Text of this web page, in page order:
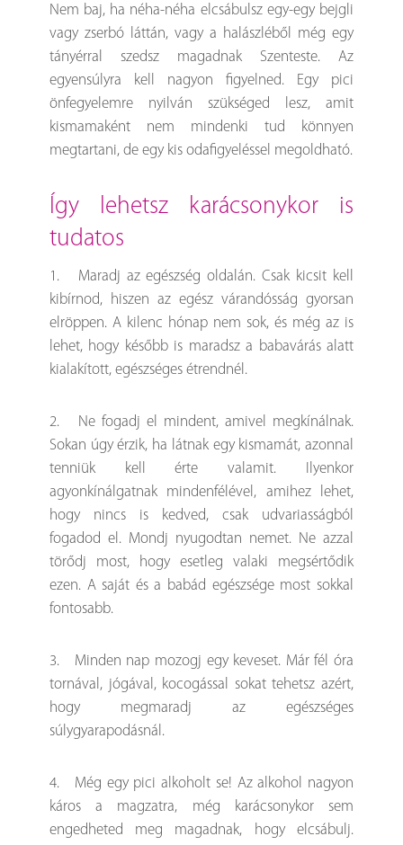
Nem baj, ha néha-néha elcsábulsz egy-egy bejgli
vagy zserbó láttán, vagy a halászléből még egy
tányérral szedsz magadnak Szenteste. Az
egyensúlyra kell nagyon figyelned. Egy pici
önfegyelemre nyilván szükséged lesz, amit
kismamaként nem mindenki tud könnyen
megtartani, de egy kis odafigyeléssel megoldható.
így lehetsz karácsonykor is
tudatos
1. Maradj az egészség oldalán. Csak kicsit kell
kibírnod, hiszen az egész várandósság gyorsan
elröppen. A kilenc hónap nem sok, és még az is
lehet, hogy később is maradsz a babavárás alatt
kialakított, egészséges étrendnél.
2. Ne fogadj el mindent, amivel megkínálnak.
Sokan úgy érzik, ha látnak egy kismamát, azonnal
tenniük kell érte valamit. Ilyenkor
agyonkínálgatnak mindenfélével, amihez lehet,
hogy nincs is kedved, csak udvariasságból
fogadod el. Mondj nyugodtan nemet. Ne azzal
törődj most, hogy esetleg valaki megsértődik
ezen. A saját és a babád egészsége most sokkal
fontosabb.
3. Minden nap mozogj egy keveset. Már fél óra
tornával, jógával, kocogással sokat tehetsz azért,
hogy megmaradj az egészséges
súlygyarapodásnál.
4. Még egy pici alkoholt se! Az alkohol nagyon
káros a magzatra, még karácsonykor sem
engedheted meg magadnak, hogy elcsábulj.